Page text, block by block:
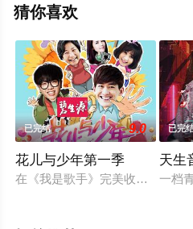
猫或剧情网等平台了解。
猜你喜欢
已完结 9.0
花儿与少年第一季
在《我是歌手》完美收官后，
已完
天生
一档